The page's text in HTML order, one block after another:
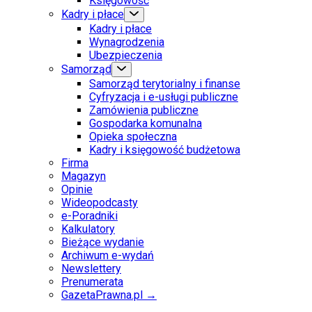
Kadry i płace
Kadry i płace
Wynagrodzenia
Ubezpieczenia
Samorząd
Samorząd terytorialny i finanse
Cyfryzacja i e-usługi publiczne
Zamówienia publiczne
Gospodarka komunalna
Opieka społeczna
Kadry i księgowość budżetowa
Firma
Magazyn
Opinie
Wideopodcasty
e-Poradniki
Kalkulatory
Bieżące wydanie
Archiwum e-wydań
Newslettery
Prenumerata
GazetaPrawna.pl →